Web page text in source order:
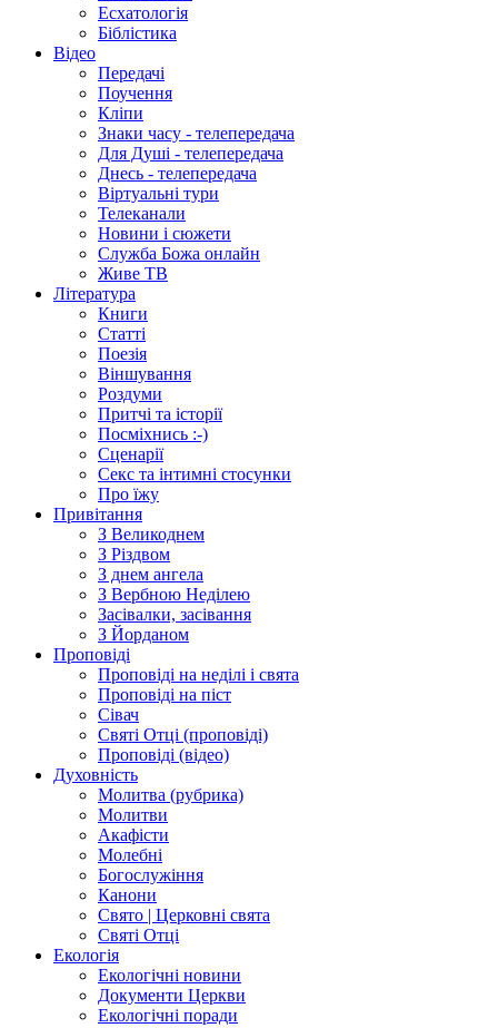
Есхатологія
Біблістика
Відео
Передачі
Поучення
Кліпи
Знаки часу - телепередача
Для Душі - телепередача
Днесь - телепередача
Віртуальні тури
Телеканали
Новини і сюжети
Служба Божа онлайн
Живе ТВ
Література
Книги
Статті
Поезія
Віншування
Роздуми
Притчі та історії
Посміхнись :-)
Сценарії
Секс та інтимні стосунки
Про їжу
Привітання
З Великоднем
З Різдвом
З днем ангела
З Вербною Неділею
Засівалки, засівання
З Йорданом
Проповіді
Проповіді на неділі і свята
Проповіді на піст
Сівач
Святі Отці (проповіді)
Проповіді (відео)
Духовність
Молитва (рубрика)
Молитви
Акафісти
Молебні
Богослужіння
Канони
Свято | Церковні свята
Святі Отці
Екологія
Екологічні новини
Документи Церкви
Екологічні поради